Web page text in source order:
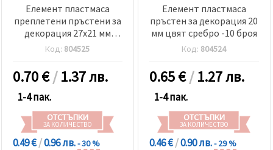
Елемент пластмаса
преплетени пръстени за
декорация 27x21 мм
цвят злато -10 броя
Код: 804525
0.70€/1.37 лв.
1-4 пак.
ОТСТЪПКИ
ЗА КОЛИЧЕСТВО
0.49 €/0.96 лв.- 30 %
Елемент пластмаса
пръстен за декорация 20
мм цвят сребро -10 броя
Код: 804524
0.65€/1.27 лв.
1-4 пак.
ОТСТЪПКИ
ЗА КОЛИЧЕСТВО
0.46 €/0.90 лв.- 29 %